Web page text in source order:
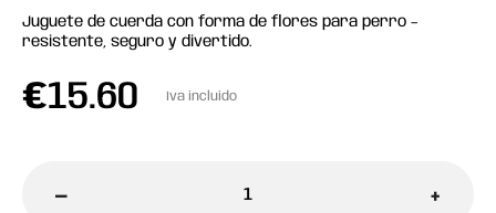
Juguete de cuerda con forma de flores para perro –
resistente, seguro y divertido.
€15.60 Iva incluido
- +